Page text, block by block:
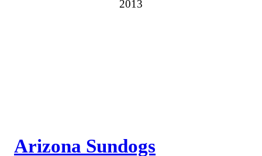
2013
Arizona Sundogs